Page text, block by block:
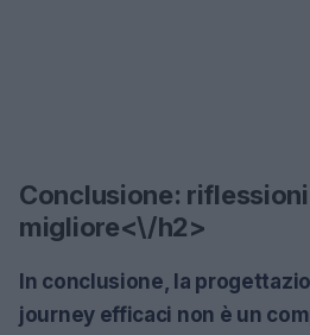
Conclusione:
migliore<\/h2>
In conclusione, la
journey efficaci non è un